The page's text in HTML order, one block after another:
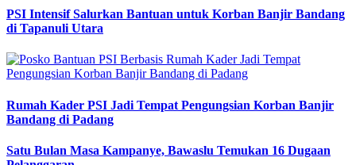
PSI Intensif Salurkan Bantuan untuk Korban Banjir Bandang
di Tapanuli Utara
Rumah Kader PSI Jadi Tempat Pengungsian Korban Banjir
Bandang di Padang
Satu Bulan Masa Kampanye, Bawaslu Temukan 16 Dugaan